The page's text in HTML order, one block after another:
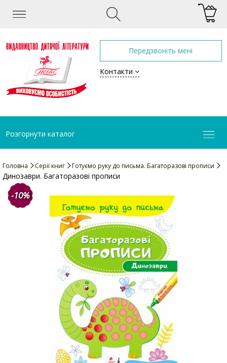
Передзвоніть мені
Контакти
Розгорнути каталог
Головна Серії книг Готуємо руку до письма. Багаторазові прописи
Динозаври. Багаторазові прописи
-10%